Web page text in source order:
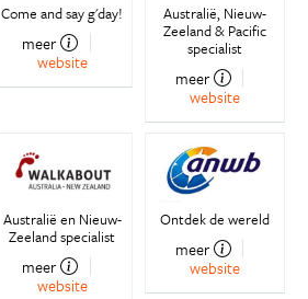
Come and say g'day!
meer
website
Australië, Nieuw-
Zeeland & Pacific
specialist
meer
website
Australië en Nieuw-
Zeeland specialist
meer
website
Ontdek de wereld
meer
website